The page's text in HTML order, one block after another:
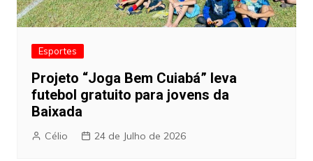
Esportes
Projeto “Joga Bem Cuiabá” leva
futebol gratuito para jovens da
Baixada
Célio 24 de Julho de 2026